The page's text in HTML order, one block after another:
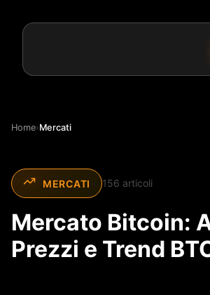
Home›Mercati
MERCATI 156 articoli
Mercato Bitcoin:
Prezzi e Trend